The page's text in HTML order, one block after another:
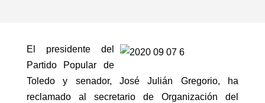
El presidente del
Partido Popular de
Toledo y senador, José Julián Gregorio, ha
reclamado al secretario de Organización del